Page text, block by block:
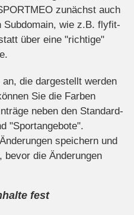
zunächst auch
Subdomain, wie z.B. flyfit-
über eine "richtige"
die dargestellt werden
Sie die Farben
neben den Standard-
"Sportangebote".
speichern und
bevor die Änderungen
fest